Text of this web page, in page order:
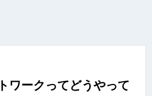
ワークってどうやって